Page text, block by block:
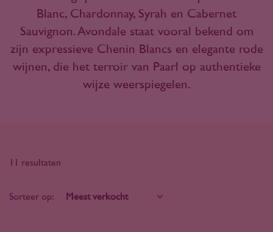
Blanc, Chardonnay, Syrah en Cabernet
Sauvignon. Avondale staat vooral bekend om
zijn expressieve Chenin Blancs en elegante rode
wijnen, die het terroir van Paarl op authentieke
wijze weerspiegelen.
11 resultaten
Sorteer op: